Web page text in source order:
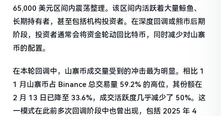
65,000 美元区间内震荡整理。该区间内活跃着大量鲸鱼、
长期持有者，甚至包括机构投资者。在深度回调或熊市后期
阶段，投资者通常会将资金轮动回比特币，同时减少对山寨
币的配置。
在本轮回调中，山寨币成交量受到的冲击最为明显。相比 1
1 月山寨币占 Binance 总交易量 59.2% 的高位，其份额在
2 月 13 日已降至 33.6%，成交活跃度几乎减少了 50%。这
一模式在此前多次回调阶段中也曾出现，包括 2025 年 4